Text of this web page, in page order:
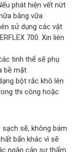
phát hiện vết nứt
bằng vữa
sử dụng các vật
700. Xin liên
tinh thể sẽ phụ
bề mặt.
bột rắc khô lên
thi công hoặc
sẽ, không bám
bẩn khác vì sẽ
ngăn cản sự thẩm